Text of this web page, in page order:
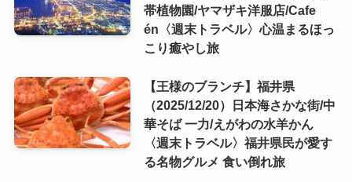
帯植物園/ヤマザキ洋服店/Cafe
én〈週末トラベル〉心温まるほっ
こり癒やし旅
【王様のブランチ】福井県
（2025/12/20）日本海さかな街/中
華そば 一力/えがわの水羊かん
〈週末トラベル〉福井県民が愛す
る名物グルメ 食い倒れ旅